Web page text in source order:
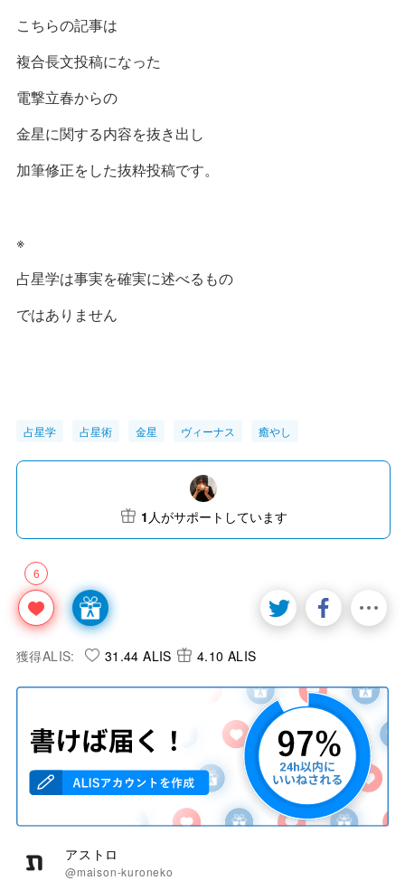
こちらの記事は
複合長文投稿になった
電撃立春からの
金星に関する内容を抜き出し
加筆修正をした抜粋投稿です。
※
占星学は事実を確実に述べるもの
ではありません
占星学 占星術 金星 ヴィーナス 癒やし
6
1 人がサポートしています
獲得ALIS: 31.44 ALIS 4.10 ALIS
アストロ
@maison-kuroneko